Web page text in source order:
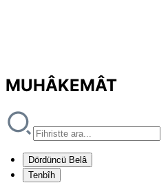
MUHÂKEMÂT
Dördüncü Belâ
Tenbîh